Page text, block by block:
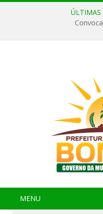
ÚLTIMAS
MENU